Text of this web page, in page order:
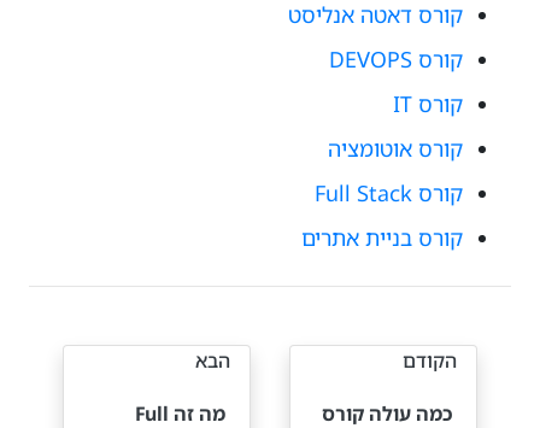
קורס דאטה אנליסט
קורס DEVOPS
קורס IT
קורס אוטומציה
קורס Full Stack
קורס בניית אתרים
הבא
מה זה Full
הקודם
כמה עולה קורס